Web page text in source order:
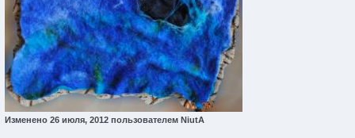
Изменено 26 июля, 2012 пользователем NiutA